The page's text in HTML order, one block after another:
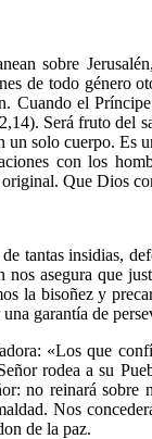
sobre
de todo género
Cuando el
Será fruto del
solo cuerpo. Es
con los
Que Dios
tantas insidias,
asegura que
la bisoñez y
garantía de
«Los que
rodea a su
no reinará
Nos
de la paz.